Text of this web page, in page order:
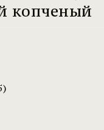
копченый
)